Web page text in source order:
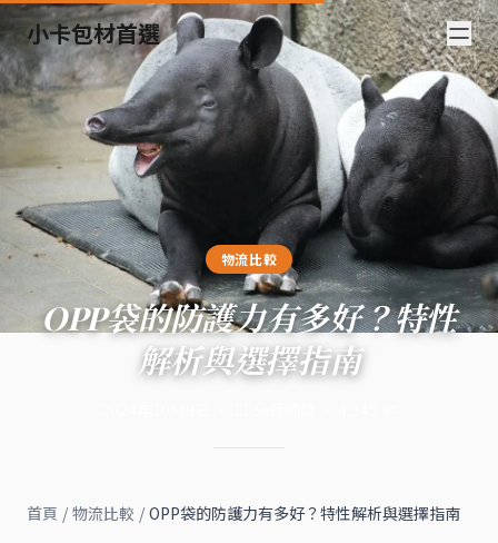
小卡包材首選
物流比較
OPP袋的防護力有多好？特性
解析與選擇指南
首頁 / 物流比較 / OPP袋的防護力有多好？特性解析與選擇指南